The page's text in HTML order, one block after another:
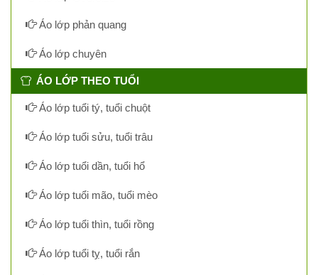
Áo lớp phản quang
Áo lớp chuyên
ÁO LỚP THEO TUỔI
Áo lớp tuổi tý, tuổi chuột
Áo lớp tuổi sửu, tuổi trâu
Áo lớp tuổi dần, tuổi hổ
Áo lớp tuổi mão, tuổi mèo
Áo lớp tuổi thìn, tuổi rồng
Áo lớp tuổi tỵ, tuổi rắn